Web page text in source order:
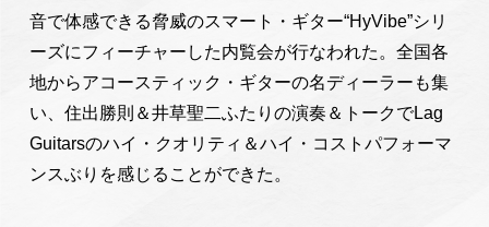
音で体感できる脅威のスマート・ギター“HyVibe”シリ
ーズにフィーチャーした内覧会が行なわれた。全国各
地からアコースティック・ギターの名ディーラーも集
い、住出勝則＆井草聖二ふたりの演奏＆トークでLag
Guitarsのハイ・クオリティ＆ハイ・コストパフォーマ
ンスぶりを感じることができた。